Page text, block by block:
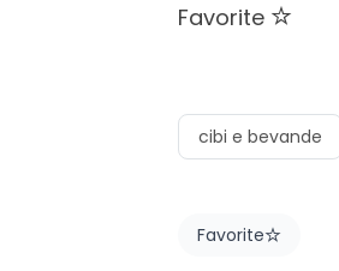
Favorite
cibi e bevande
Favorite